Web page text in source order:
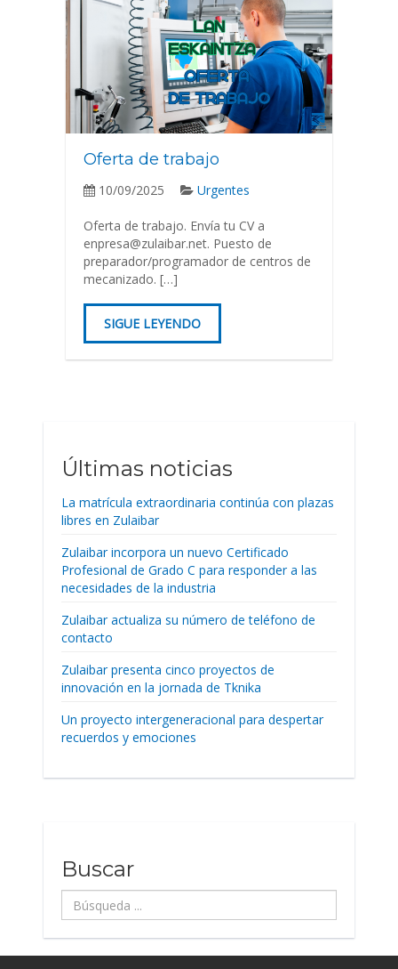
Oferta de trabajo
10/09/2025 Urgentes
Oferta de trabajo. Envía tu CV a
enpresa@zulaibar.net. Puesto de
preparador/programador de centros de
mecanizado. […]
SIGUE LEYENDO
Últimas noticias
La matrícula extraordinaria continúa con plazas
libres en Zulaibar
Zulaibar incorpora un nuevo Certificado
Profesional de Grado C para responder a las
necesidades de la industria
Zulaibar actualiza su número de teléfono de
contacto
Zulaibar presenta cinco proyectos de
innovación en la jornada de Tknika
Un proyecto intergeneracional para despertar
recuerdos y emociones
Buscar
Búsqueda
...